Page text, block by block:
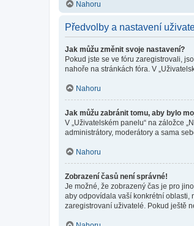
Nahoru
Předvolby a nastavení
Jak můžu změnit svoje nastavení?
Pokud jste se ve fóru zaregistrovali,
nahoře na stránkách fóra. V
Nahoru
Jak můžu zabránit tomu, aby bylo
V „Uživatelském panelu“ na záložce
administrátory, moderátory a sama
Nahoru
Zobrazení časů není správné!
Je možné, že zobrazený čas je pro
aby odpovídala vaší konkrétní oblasti,
zaregistrovaní uživatelé. Pokud ještě